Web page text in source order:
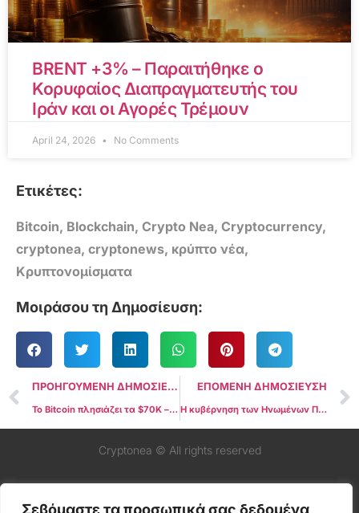
Σεβόμαστε τα προσωπικά σας δεδομένα
BRENT +3% – Παραιτήθηκε ο
Κορυφαίος Διαπραγματευτής του
Ιράν και οι Αγορές Τρέμουν
April 24, 2026 No Comments
Ετικέτες:
Bitcoin, Blockchain, Crypto Nea, Cryptocurrency,
cryptonea, cryptonews, κρύπτο νέα,
Κρυπτονομίσματα
Μοιράσου τη Δημοσίευση:
ΠΡΟΗΓΟΥΜΕΝΗ ΔΗΜΟΣΙΕΥΣΗ
Το Bitcoin πλησιάζει τα $70K – Μόνο 6% μακριά από το νέο all-time high
ΕΠΟΜΕΝΗ ΔΗΜΟΣΙΕΥΣΗ
Η κυβέρνηση των Ηνωμένων Πολιτειών κατέχει 12 δισεκατομμύρια δολάρια σε Bitcoin
Cryptonea © All rights reserved